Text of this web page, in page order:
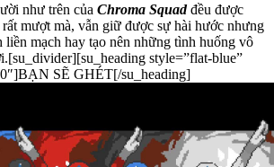
như trên của Chroma Squadđều được
mượt mà, vẫn giữ được sự hài hước nhưng
liền mạch hay tạo nên những tình huống vô
style=”flat-blue”
SẼ GHÉT[/su_heading]